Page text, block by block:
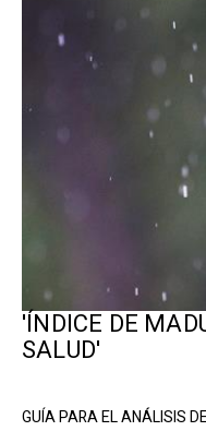
'ÍNDICE DE
SALUD'
GUÍA PARA EL ANÁLISIS